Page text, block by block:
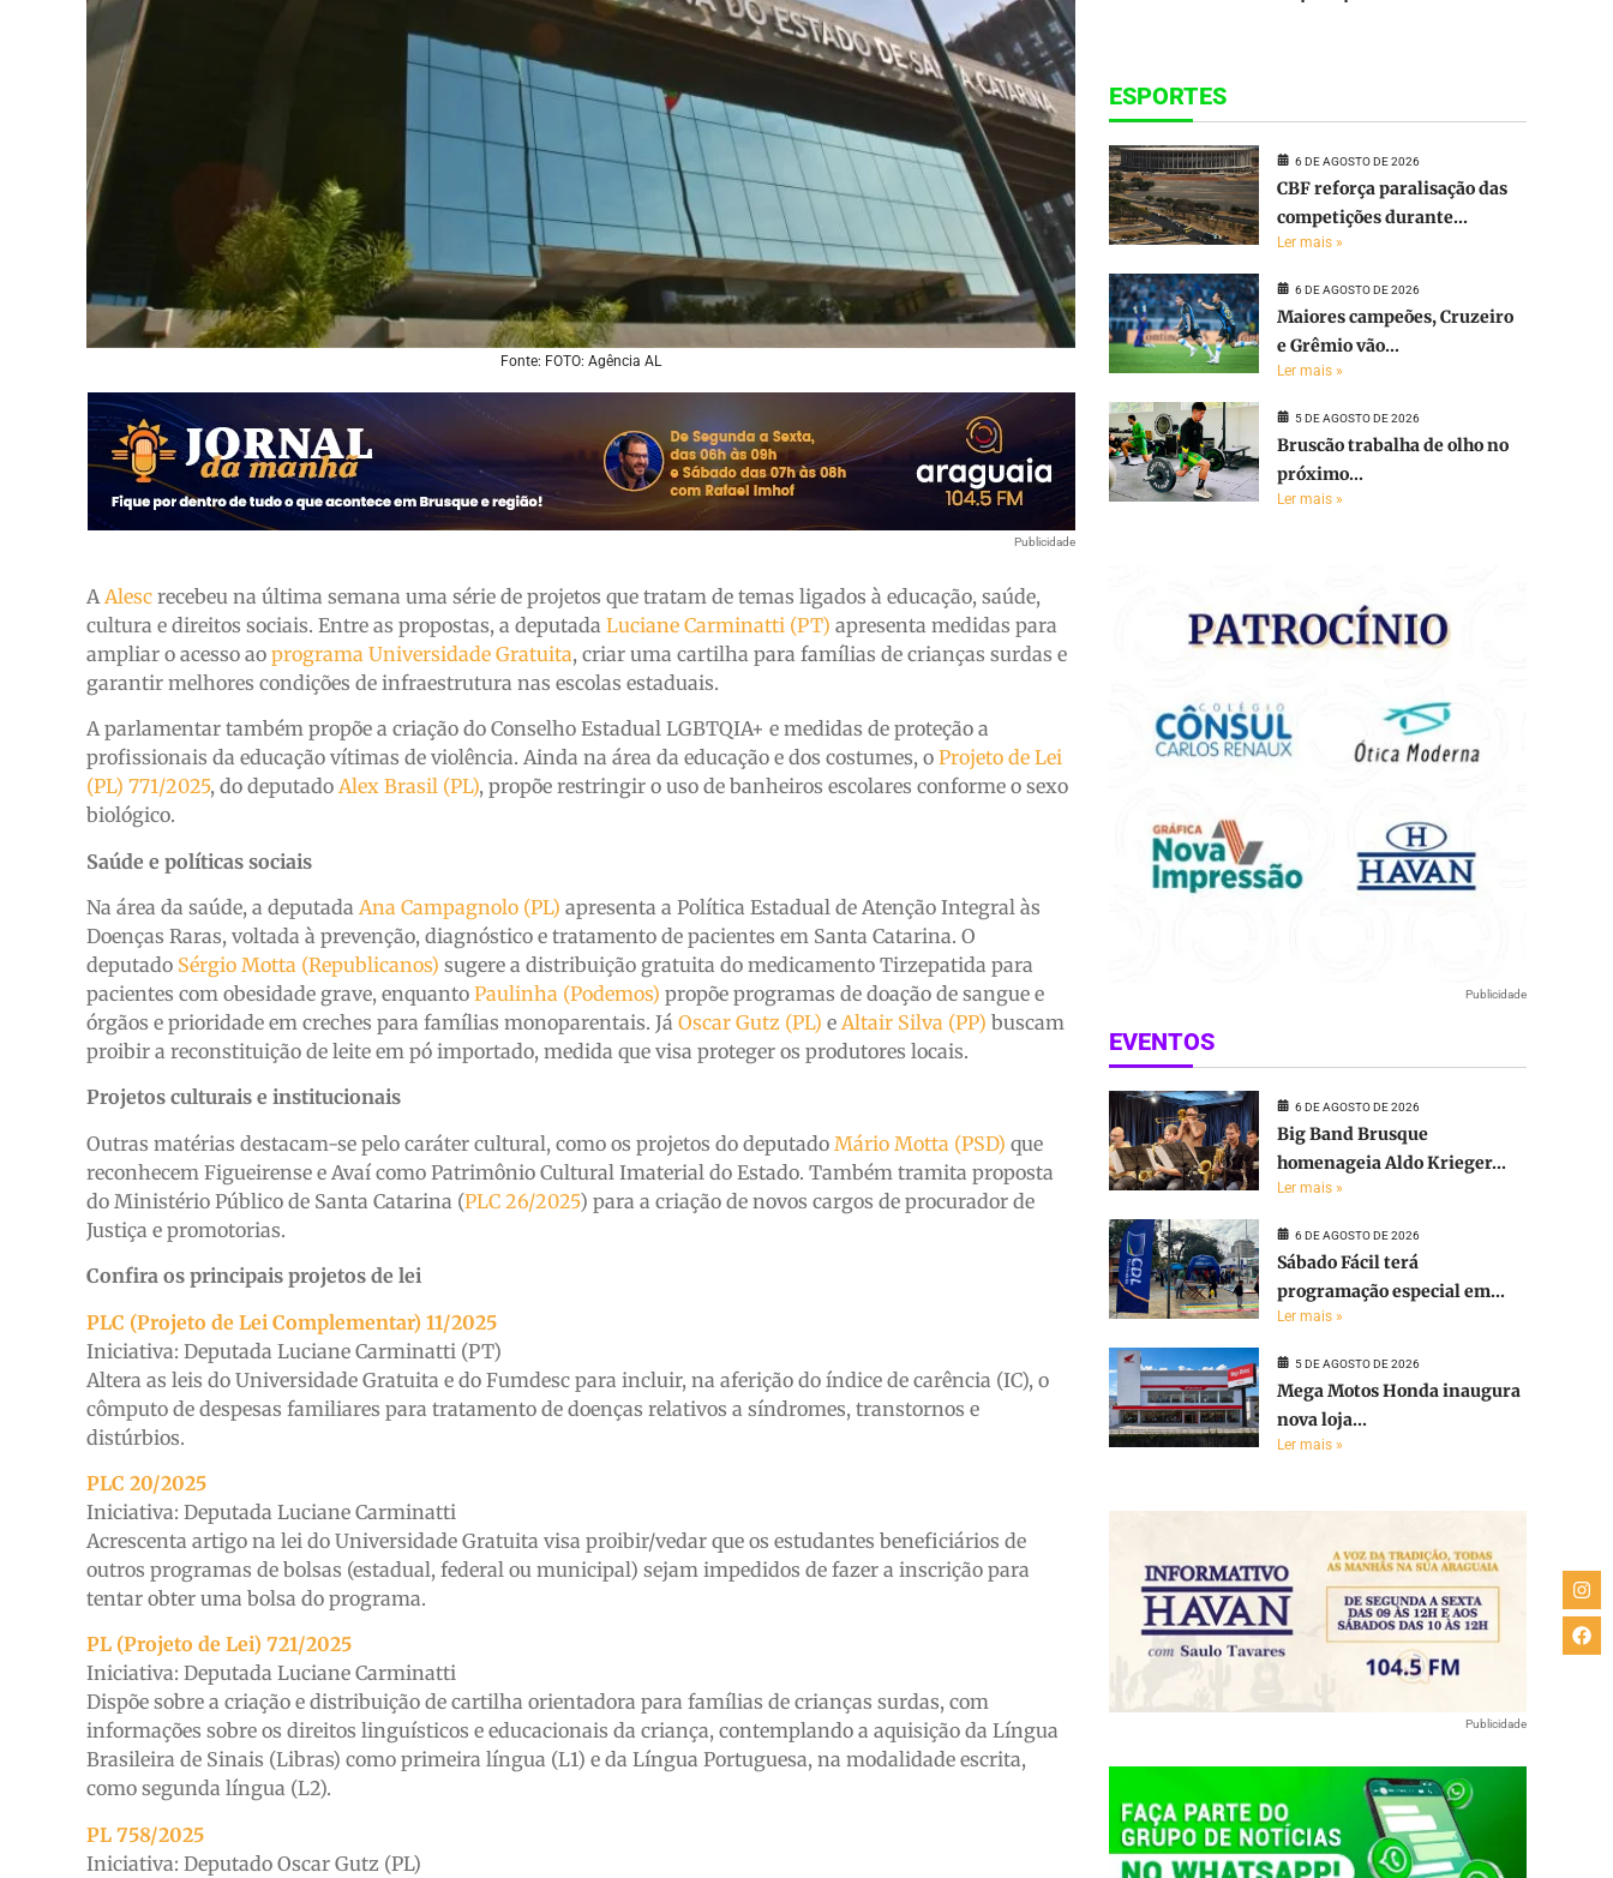
Fonte: FOTO: Agência AL
Publicidade
A Alesc recebeu na última semana uma série de projetos que tratam de temas ligados à educação, saúde,
cultura e direitos sociais. Entre as propostas, a deputada Luciane Carminatti (PT) apresenta medidas para
ampliar o acesso ao programa Universidade Gratuita, criar uma cartilha para famílias de crianças surdas e
garantir melhores condições de infraestrutura nas escolas estaduais.
A parlamentar também propõe a criação do Conselho Estadual LGBTQIA+ e medidas de proteção a
profissionais da educação vítimas de violência. Ainda na área da educação e dos costumes, o Projeto de Lei
(PL) 771/2025, do deputado Alex Brasil (PL), propõe restringir o uso de banheiros escolares conforme o sexo
biológico.
Saúde e políticas sociais
Na área da saúde, a deputada Ana Campagnolo (PL) apresenta a Política Estadual de Atenção Integral às
Doenças Raras, voltada à prevenção, diagnóstico e tratamento de pacientes em Santa Catarina. O
deputado Sérgio Motta (Republicanos) sugere a distribuição gratuita do medicamento Tirzepatida para
pacientes com obesidade grave, enquanto Paulinha (Podemos) propõe programas de doação de sangue e
órgãos e prioridade em creches para famílias monoparentais. Já Oscar Gutz (PL) e Altair Silva (PP) buscam
proibir a reconstituição de leite em pó importado, medida que visa proteger os produtores locais.
Projetos culturais e institucionais
Outras matérias destacam-se pelo caráter cultural, como os projetos do deputado Mário Motta (PSD) que
reconhecem Figueirense e Avaí como Patrimônio Cultural Imaterial do Estado. Também tramita proposta
do Ministério Público de Santa Catarina (PLC 26/2025) para a criação de novos cargos de procurador de
Justiça e promotorias.
Confira os principais projetos de lei
PLC (Projeto de Lei Complementar) 11/2025
Iniciativa: Deputada Luciane Carminatti (PT)
Altera as leis do Universidade Gratuita e do Fumdesc para incluir, na aferição do índice de carência (IC), o
cômputo de despesas familiares para tratamento de doenças relativos a síndromes, transtornos e
distúrbios.
PLC 20/2025
Iniciativa: Deputada Luciane Carminatti
Acrescenta artigo na lei do Universidade Gratuita visa proibir/vedar que os estudantes beneficiários de
outros programas de bolsas (estadual, federal ou municipal) sejam impedidos de fazer a inscrição para
tentar obter uma bolsa do programa.
PL (Projeto de Lei) 721/2025
Iniciativa: Deputada Luciane Carminatti
Dispõe sobre a criação e distribuição de cartilha orientadora para famílias de crianças surdas, com
informações sobre os direitos linguísticos e educacionais da criança, contemplando a aquisição da Língua
Brasileira de Sinais (Libras) como primeira língua (L1) e da Língua Portuguesa, na modalidade escrita,
como segunda língua (L2).
PL 758/2025
Iniciativa: Deputado Oscar Gutz (PL)
ESPORTES
6 DE AGOSTO DE 2026
CBF reforça paralisação das
competições durante...
Ler mais »
6 DE AGOSTO DE 2026
Maiores campeões, Cruzeiro
e Grêmio vão...
Ler mais »
5 DE AGOSTO DE 2026
Bruscão trabalha de olho no
próximo...
Ler mais »
Publicidade
EVENTOS
6 DE AGOSTO DE 2026
Big Band Brusque
homenageia Aldo Krieger...
Ler mais »
6 DE AGOSTO DE 2026
Sábado Fácil terá
programação especial em...
Ler mais »
5 DE AGOSTO DE 2026
Mega Motos Honda inaugura
nova loja...
Ler mais »
Publicidade